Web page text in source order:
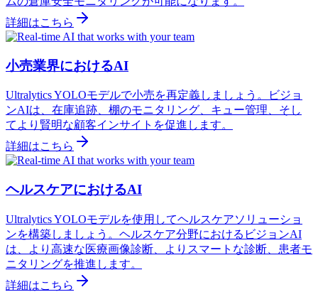
詳細はこちら
小売業界におけるAI
Ultralytics YOLOモデルで小売を再定義しましょう。ビジョ
ンAIは、在庫追跡、棚のモニタリング、キュー管理、そし
てより賢明な顧客インサイトを促進します。
詳細はこちら
ヘルスケアにおけるAI
Ultralytics YOLOモデルを使用してヘルスケアソリューショ
ンを構築しましょう。ヘルスケア分野におけるビジョンAI
は、より高速な医療画像診断、よりスマートな診断、患者モ
ニタリングを推進します。
詳細はこちら